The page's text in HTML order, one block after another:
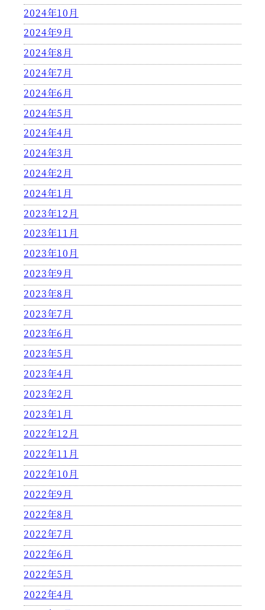
2024年10月
2024年9月
2024年8月
2024年7月
2024年6月
2024年5月
2024年4月
2024年3月
2024年2月
2024年1月
2023年12月
2023年11月
2023年10月
2023年9月
2023年8月
2023年7月
2023年6月
2023年5月
2023年4月
2023年2月
2023年1月
2022年12月
2022年11月
2022年10月
2022年9月
2022年8月
2022年7月
2022年6月
2022年5月
2022年4月